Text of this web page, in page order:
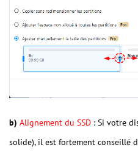
b) Alignement du SSD : Si votre
solide), il est fortement conseillé